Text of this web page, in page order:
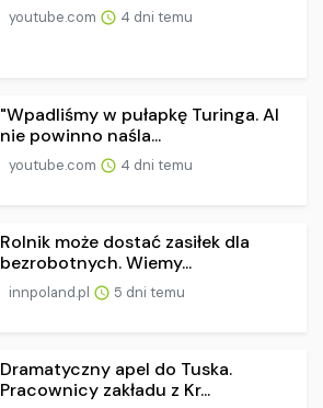
youtube.com 4 dni temu
"Wpadliśmy w pułapkę Turinga. AI
nie powinno naśla...
youtube.com 4 dni temu
Rolnik może dostać zasiłek dla
bezrobotnych. Wiemy...
innpoland.pl 5 dni temu
Dramatyczny apel do Tuska.
Pracownicy zakładu z Kr...